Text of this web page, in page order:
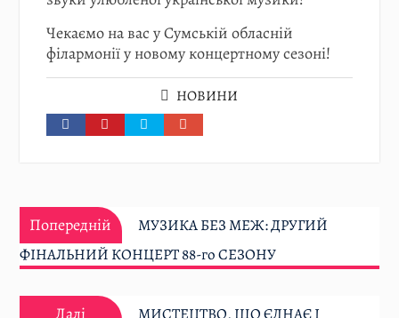
Чекаємо на вас у Сумській обласній
філармонії у новому концертному сезоні!
НОВИНИ
Навігація
записів
Попередній Попередній:
МУЗИКА БЕЗ МЕЖ: ДРУГИЙ
ФІНАЛЬНИЙ КОНЦЕРТ 88-го СЕЗОНУ
Далі Далі: